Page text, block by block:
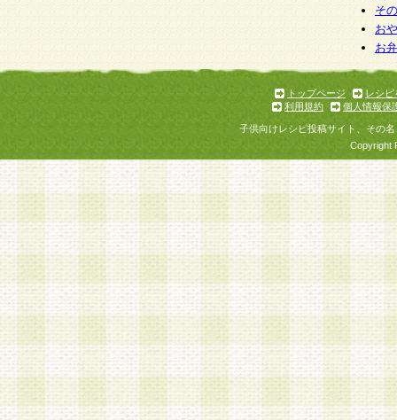
そ
お
お
トップページ
レシピ
利用規約
個人情報保
子供向けレシピ投稿サイト、その
Copyright